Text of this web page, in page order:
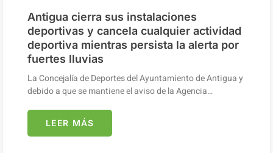
Antigua cierra sus instalaciones
deportivas y cancela cualquier actividad
deportiva mientras persista la alerta por
fuertes lluvias
La Concejalía de Deportes del Ayuntamiento de Antigua y
debido a que se mantiene el aviso de la Agencia…
LEER MÁS